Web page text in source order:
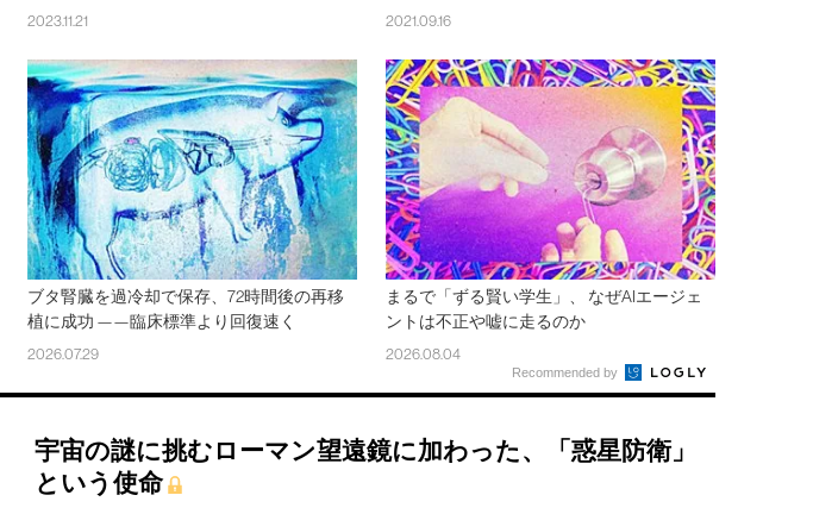
2023.11.21 2021.09.16
ブタ腎臓を過冷却で保存、72時間後の再移
植に成功 ——臨床標準より回復速く
2026.07.29
まるで「ずる賢い学生」、 なぜAIエージェ
ントは不正や嘘に走るのか
2026.08.04
Recommended by
宇宙の謎に挑むローマン望遠鏡に加わった、「惑星防衛」
という使命